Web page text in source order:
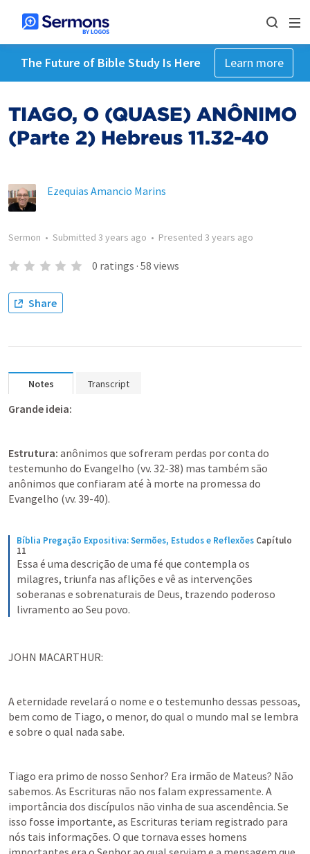
The Future of Bible Study Is Here Learn more
TIAGO, O (QUASE) ANÔNIMO
(Parte 2) Hebreus 11.32-40
Ezequias Amancio Marins
Sermon • Submitted 3 years ago • Presented 3 years ago
0 ratings · 58 views
Share
Notes Transcript
Grande ideia:
Estrutura: anônimos que sofreram perdas por conta do
testemunho do Evangelho (vv. 32-38) mas também são
anônimos que confiaram até à morte na promessa do
Evangelho (vv. 39-40).
Bíblia Pregação Expositiva: Sermões, Estudos e Reflexões Capítulo
11
Essa é uma descrição de uma fé que contempla os
milagres, triunfa nas aflições e vê as intervenções
soberanas e sobrenaturais de Deus, trazendo poderoso
livramento ao Seu povo.
JOHN MACARTHUR:
A eternidade revelará o nome e o testemunho dessas pessoas,
bem como de Tiago, o menor, do qual o mundo mal se lembra
e sobre o qual nada sabe.
Tiago era primo de nosso Senhor? Era irmão de Mateus? Não
sabemos. As Escrituras não nos falam expressamente. A
importância dos discípulos não vinha de sua ascendência. Se
isso fosse importante, as Escrituras teriam registrado para
nós tais informações. O que tornava esses homens